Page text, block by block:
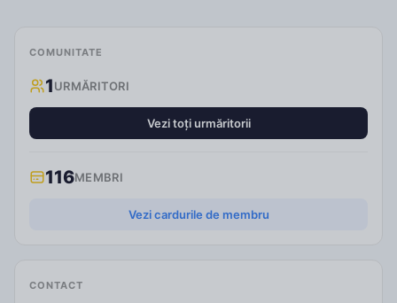
COMUNITATE
1URMĂRITORI
Vezi toți urmăritorii
116MEMBRI
Vezi cardurile de membru
CONTACT